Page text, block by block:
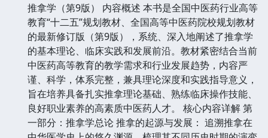
推拿学（第9版） 内容概述 本书是全国中医药行业高等
教育“十二五”规划教材、全国高等中医药院校规划教材
的最新修订版（第9版），系统、深入地阐述了推拿学
的基本理论、临床实践和发展前沿。教材紧密结合当前
中医药高等教育的教学需求和行业发展趋势，内容严
谨、科学，体系完整，兼具理论深度和实践指导意义，
旨在培养具备扎实推拿理论基础、熟练临床操作技能、
良好职业素养的高素质中医药人才。 核心内容详解 第
一部分：推拿学总论 推拿的起源与发展： 追溯推拿在